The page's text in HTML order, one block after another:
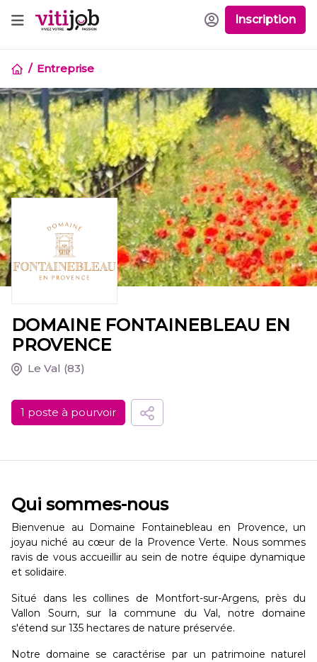
Inscription
Entreprise
DOMAINE FONTAINEBLEAU EN
PROVENCE
Le Val (83)
1 poste à pourvoir
Qui sommes-nous
Bienvenue au Domaine Fontainebleau en Provence, un
joyau niché au cœur de la Provence Verte. Nous sommes
ravis de vous accueillir au sein de notre équipe dynamique
et solidaire.
Situé dans les collines de Montfort-sur-Argens, près du
Vallon Sourn, sur la commune du Val, notre domaine
s'étend sur 135 hectares de nature préservée.
Notre domaine se caractérise par un patrimoine naturel